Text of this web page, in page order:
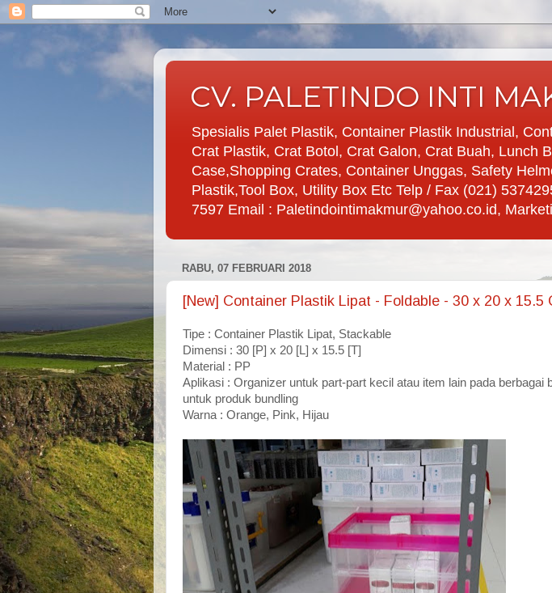
CV. PALETINDO INTI
Spesialis Palet Plastik, Container Plastik Industrial,
Crat Plastik, Crat Botol, Crat Galon, Crat Buah, Lunch
Case,Shopping Crates, Container Unggas, Safety
Plastik,Tool Box, Utility Box Etc Telp / Fax (021)
7597 Email : Paletindointimakmur@yahoo.co.id,
RABU, 07 FEBRUARI 2018
[New] Container Plastik Lipat - Foldable - 30 x 20 x 15.5
Tipe : Container Plastik Lipat, Stackable
Dimensi : 30 [P] x 20 [L] x 15.5 [T]
Material : PP
Aplikasi : Organizer untuk part-part kecil atau item lain pada berbagai
untuk produk bundling
Warna : Orange, Pink, Hijau